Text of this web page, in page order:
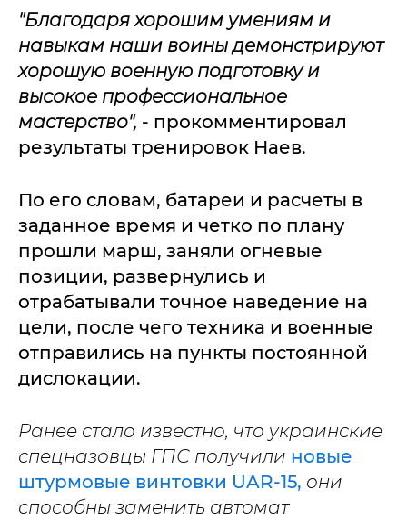
"Благодаря хорошим умениям и
навыкам наши воины демонстрируют
хорошую военную подготовку и
высокое профессиональное
мастерство", - прокомментировал
результаты тренировок Наев.
По его словам, батареи и расчеты в
заданное время и четко по плану
прошли марш, заняли огневые
позиции, развернулись и
отрабатывали точное наведение на
цели, после чего техника и военные
отправились на пункты постоянной
дислокации.
Ранее стало известно, что украинские
спецназовцы ГПС получили новые
штурмовые винтовки UAR-15, они
способны заменить автомат